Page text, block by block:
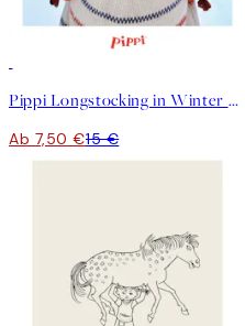
Pippi Longstocking in Winter Poster
Ab 7,50 €15 €